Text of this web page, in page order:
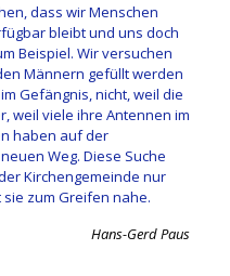
dass wir Menschen
bleibt und uns doch
Beispiel. Wir versuchen
Männern gefüllt werden
Gefängnis, nicht, weil die
weil viele ihre Antennen im
haben auf der
Weg. Diese Suche
Kirchengemeinde nur
zum Greifen nahe.
Hans-Gerd Paus